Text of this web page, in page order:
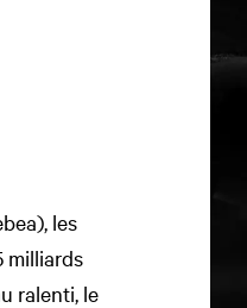
les
milliards
ralenti, le